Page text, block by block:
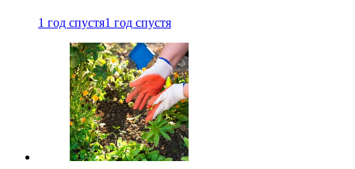
1 год спустя1 год спустя